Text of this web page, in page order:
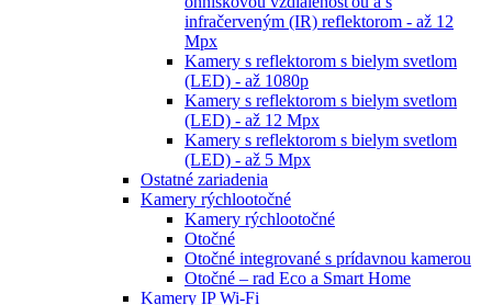
infračerveným (IR) reflektorom - až 12
Mpx
Kamery s reflektorom s bielym svetlom
(LED) - až 1080p
Kamery s reflektorom s bielym svetlom
(LED) - až 12 Mpx
Kamery s reflektorom s bielym svetlom
(LED) - až 5 Mpx
Ostatné zariadenia
Kamery rýchlootočné
Kamery rýchlootočné
Otočné
Otočné integrované s prídavnou kamerou
Otočné – rad Eco a Smart Home
Kamery IP Wi-Fi